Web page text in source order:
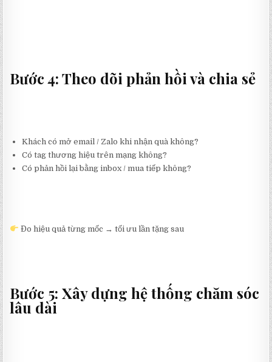
Bước 4: Theo dõi phản hồi và chia sẻ
Khách có mở email / Zalo khi nhận quà không?
Có tag thương hiệu trên mạng không?
Có phản hồi lại bằng inbox / mua tiếp không?
Đo hiệu quả từng mốc → tối ưu lần tặng sau
Bước 5: Xây dựng hệ thống chăm sóc
lâu dài